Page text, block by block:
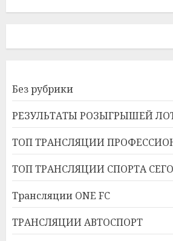
Без рубрики
РЕЗУЛЬТАТЫ РОЗЫГРЫШЕЙ
ТОП ТРАНСЛЯЦИИ
ТОП ТРАНСЛЯЦИИ СПОРТА
Трансляции ONE FC
ТРАНСЛЯЦИИ АВТОСПОРТ